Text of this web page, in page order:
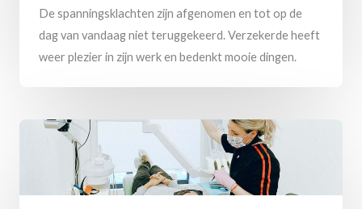
De spanningsklachten zijn afgenomen en tot op de
dag van vandaag niet teruggekeerd. Verzekerde heeft
weer plezier in zijn werk en bedenkt mooie dingen.